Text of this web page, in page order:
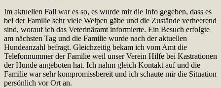
Im aktuellen Fall war es so, es wurde mir die Info gegeben, dass es
bei der Familie sehr viele Welpen gäbe und die Zustände verheerend
sind, worauf ich das Veterinäramt informierte. Ein Besuch erfolgte
am nächsten Tag und die Familie wurde nach der aktuellen
Hundeanzahl befragt. Gleichzeitig bekam ich vom Amt die
Telefonnummer der Familie weil unser Verein Hilfe bei Kastrationen
der Hunde angeboten hat. Ich nahm gleich Kontakt auf und die
Familie war sehr kompromissbereit und ich schaute mir die Situation
persönlich vor Ort an.